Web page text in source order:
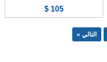
105 $
التالي »